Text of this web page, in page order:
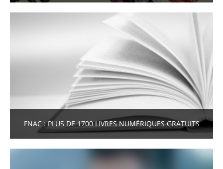
FNAC : PLUS DE 1700 LIVRES NUMÉRIQUES GRATUITS